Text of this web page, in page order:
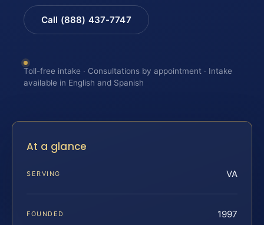
Call (888) 437-7747
Toll-free intake · Consultations by appointment · Intake
available in English and Spanish
At a glance
SERVING VA
FOUNDED 1997